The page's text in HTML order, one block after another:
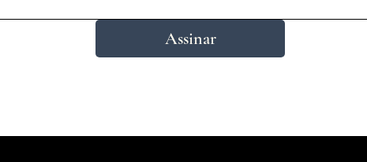
Assinar